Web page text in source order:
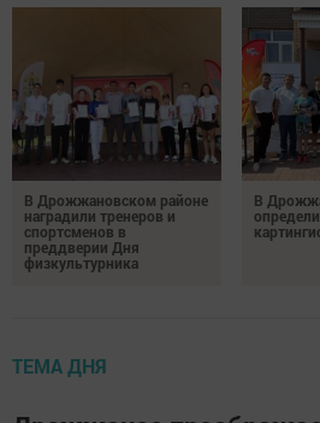
В Дрожжановском районе
наградили тренеров и
спортсменов в
преддверии Дня
физкультурника
В
ТЕМА ДНЯ